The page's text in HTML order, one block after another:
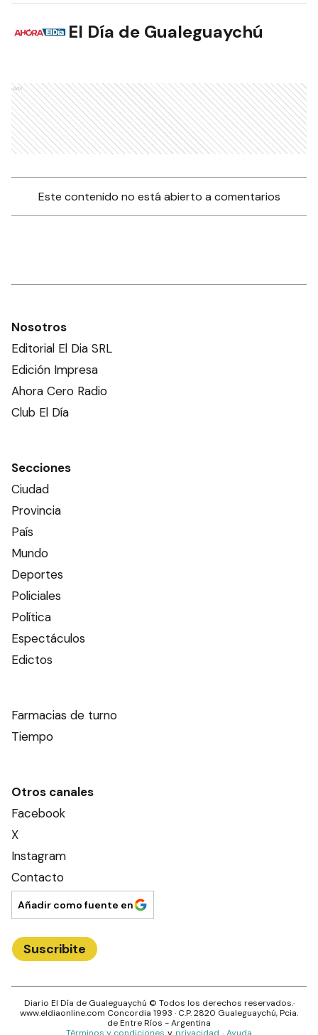
El Día de Gualeguaychú
Ads
Este contenido no está abierto a comentarios
Nosotros
Editorial El Dia SRL
Edición Impresa
Ahora Cero Radio
Club El Día
Secciones
Ciudad
Provincia
País
Mundo
Deportes
Policiales
Política
Espectáculos
Edictos
Farmacias de turno
Tiempo
Otros canales
Facebook
X
Instagram
Contacto
Añadir como fuente en
Suscribite
Diario El Día de Gualeguaychú © Todos los derechos reservados.·
www.eldiaonline.com Concordia 1993 · C.P.2820 Gualeguaychú, Pcia.
deEntre Ríos - Argentina